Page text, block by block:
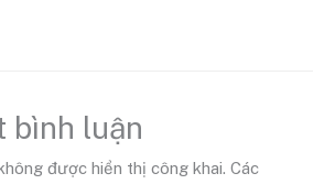
bình luận
được hiển thị công khai. Các